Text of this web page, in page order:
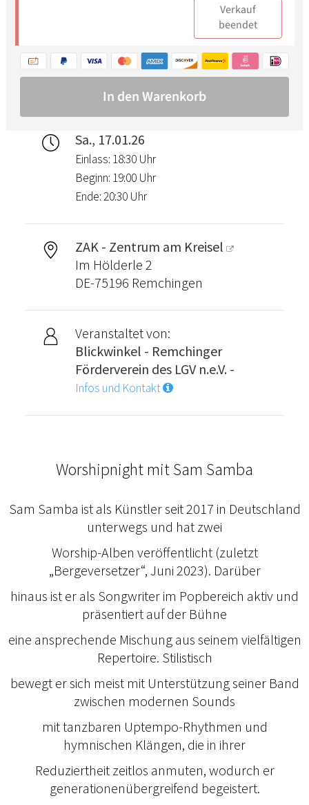
Sa., 17.01.26
Einlass: 18:30 Uhr
Beginn: 19:00 Uhr
Ende: 20:30 Uhr
ZAK - Zentrum am Kreisel
Im Hölderle 2
DE-75196 Remchingen
Veranstaltet von:
Blickwinkel - Remchinger
Förderverein des LGV n.e.V. -
Infos und Kontakt
Worshipnight mit Sam Samba
Sam Samba ist als Künstler seit 2017 in Deutschland
unterwegs und hat zwei
Worship-Alben veröffentlicht (zuletzt
„Bergeversetzer“, Juni 2023). Darüber
hinaus ist er als Songwriter im Popbereich aktiv und
präsentiert auf der Bühne
eine ansprechende Mischung aus seinem vielfältigen
Repertoire. Stilistisch
bewegt er sich meist mit Unterstützung seiner Band
zwischen modernen Sounds
mit tanzbaren Uptempo-Rhythmen und
hymnischen Klängen, die in ihrer
Reduziertheit zeitlos anmuten, wodurch er
generationenübergreifend begeistert.